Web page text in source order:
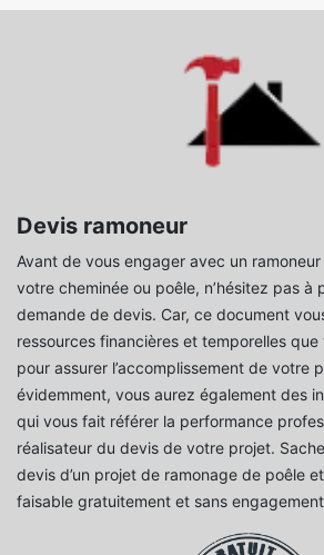
Devis ramoneur
Avant de vous engager avec un ramoneur
votre cheminée ou poêle, n’hésitez pas à
demande de devis. Car, ce document
ressources financières et temporelles
pour assurer l’accomplissement de votre
évidemment, vous aurez également des
qui vous fait référer la performance
réalisateur du devis de votre projet.
devis d’un projet de ramonage de poêle
faisable gratuitement et sans